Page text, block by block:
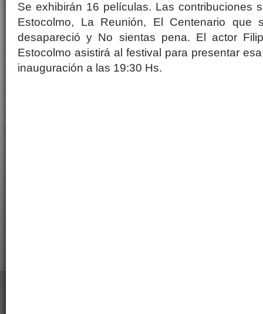
Se exhibirán 16 películas. Las contribuciones
Estocolmo, La Reunión, El Centenario que
desapareció y No sientas pena. El actor
Estocolmo asistirá al festival para presentar
inauguración a las 19:30 Hs.